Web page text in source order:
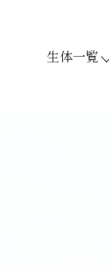
生体一覧